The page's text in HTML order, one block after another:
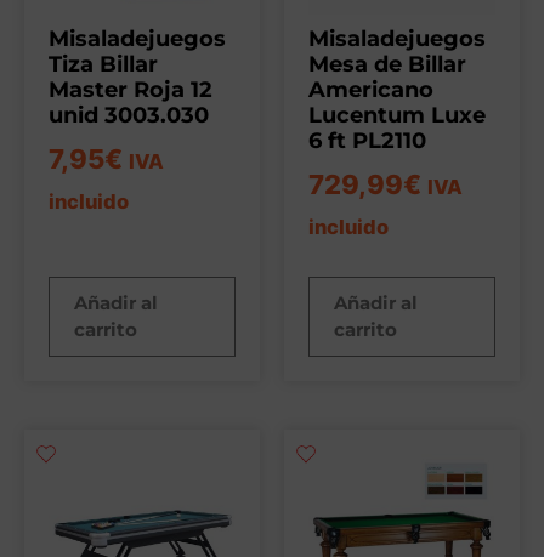
Misaladejuegos
Tiza Billar
Master Roja 12
unid 3003.030
7,95€ IVA
incluido
Añadir al
carrito
Misaladejuegos
Mesa de Billar
Americano
Lucentum Luxe
6 ft PL2110
729,99€ IVA
incluido
Añadir al
carrito